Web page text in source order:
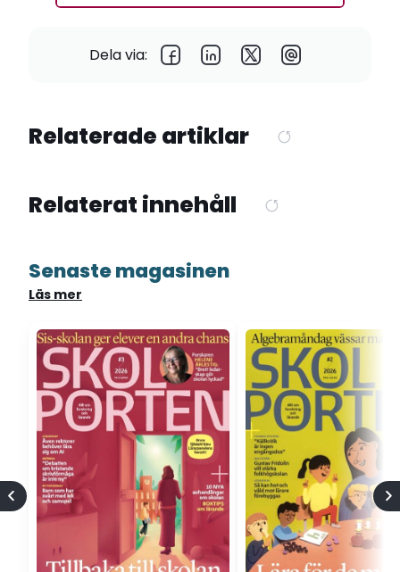
Dela via:
Relaterade artiklar
Relaterat innehåll
Senaste magasinen
Läs mer